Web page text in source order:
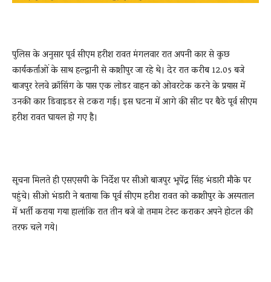
पुलिस के अनुसार पूर्व सीएम हरीश रावत मंगलवार रात अपनी कार से कुछ
कार्यकर्ताओं के साथ हल्द्वानी से काशीपुर जा रहे थे। देर रात करीब 12.05 बजे
बाजपुर रेलवे क्रॉसिंग के पास एक लोडर वाहन को ओवरटेक करने के प्रयास में
उनकी कार डिवाइडर से टकरा गई। इस घटना में आगे की सीट पर बैठे पूर्व सीएम
हरीश रावत घायल हो गए है।
सूचना मिलते ही एसएसपी के निर्देश पर सीओ बाजपुर भूपेंद्र सिंह भंडारी मौके पर
पहुंचे। सीओ भंडारी ने बताया कि पूर्व सीएम हरीश रावत को काशीपुर के अस्पताल
में भर्ती कराया गया हालांकि रात तीन बजे वो तमाम टेस्ट कराकर अपने होटल की
तरफ चले गये।